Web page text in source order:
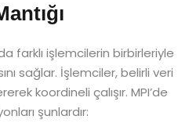
farklı işlemcilerin birbirleriyle
sağlar. İşlemciler, belirli veri
koordineli çalışır. MPI’de
şunlardır: